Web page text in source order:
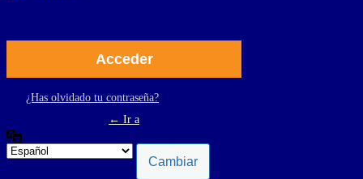
¿Has olvidado tu contraseña?
← Ir a